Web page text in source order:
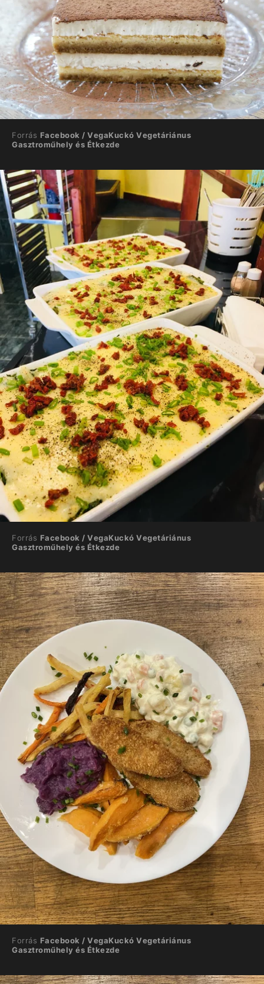
Forrás Facebook / VegaKuckó Vegetáriánus
Gasztroműhely és Étkezde
Forrás Facebook / VegaKuckó Vegetáriánus
Gasztroműhely és Étkezde
Forrás Facebook / VegaKuckó Vegetáriánus
Gasztroműhely és Étkezde